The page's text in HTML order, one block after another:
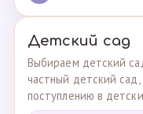
Детский сад
Выбираем детский
частный детский
поступлению в